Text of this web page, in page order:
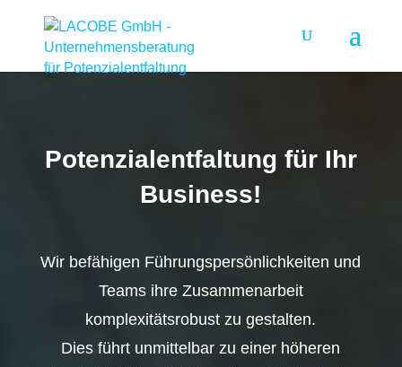
Potenzialentfaltung für Ihr
Business!
Wir befähigen Führungspersönlichkeiten und
Teams ihre Zusammenarbeit
komplexitätsrobust zu gestalten.
Dies führt unmittelbar zu einer höheren